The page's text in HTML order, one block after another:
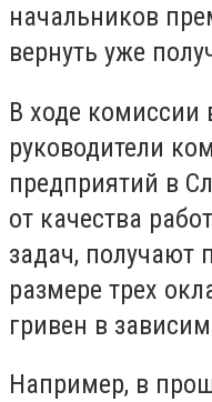
начальников
вернуть уже
В ходе комиссии
руководители
предприятий в
от качества
задач, получают
размере трех
гривен в
Например, в